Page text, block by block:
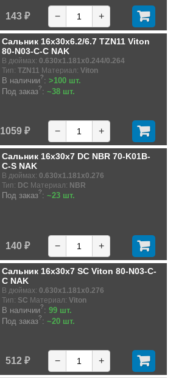
143 ₽ − +
Сальник 16x30x6.2/6.7 TZN11 Viton
80-N03-C-C NAK
В дюймах: 0.630x1.181x0.244/0.264
Тип: TZN11 Материал: Viton
В наличии?: >100 шт.
Под заказ?: ~38 шт.
1059 ₽ − +
Сальник 16x30x7 DC NBR 70-K01B-
C-S NAK
В дюймах: 0.630x1.181x0.276
Тип: DC Материал: NBR
Под заказ?: ~23 шт.
140 ₽ − +
Сальник 16x30x7 SC Viton 80-N03-C-
C NAK
В дюймах: 0.630x1.181x0.276
Тип: SC Материал: Viton
В наличии?: 99 шт.
Под заказ?: ~20 шт.
512 ₽ − +